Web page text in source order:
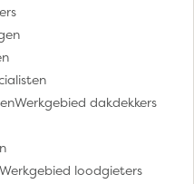
Werkgebied dakdekkers
Werkgebied loodgieters